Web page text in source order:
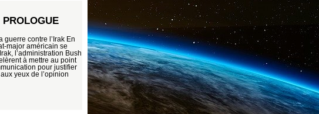
guerre contre l’Irak En
major américain se
l’administration Bush
à mettre au point
pour justifier
yeux de l’opinion